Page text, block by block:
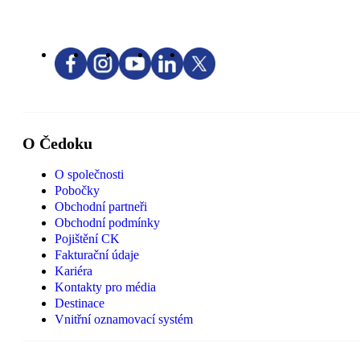
O Čedoku
O společnosti
Pobočky
Obchodní partneři
Obchodní podmínky
Pojištění CK
Fakturační údaje
Kariéra
Kontakty pro média
Destinace
Vnitřní oznamovací systém